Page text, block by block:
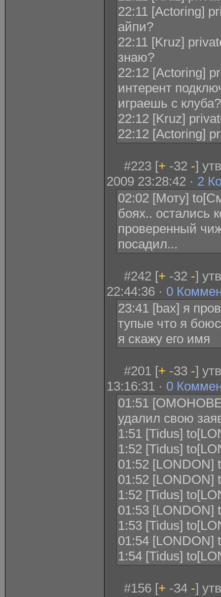
22:11 [Actoring]
айпи?
22:11 [Kruz]
знаю?
22:12 [Actoring]
интерент
играешь с клуба?
22:12 [Kruz]
22:12 [Actoring]
#223 [+ -32 -]
2009 23:28:42 · 2
02:02 [Моту]
боях.. остались
проверенный
посадил...
#242 [+ -32 -]
22:44:36 · 0
23:41 [bax] я
тупые что я
я скажу его имя
#201 [+ -33 -]
13:16:31 · 0
01:51
удалил свою
1:51 [Tidus]
1:52 [Tidus]
01:52 [LONDON]
01:52 [LONDON]
1:52 [Tidus]
01:53 [LONDON]
1:53 [Tidus]
01:54 [LONDON]
1:54 [Tidus]
#156 [+ -34 -]